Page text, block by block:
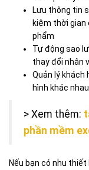
Lưu thông tin
kiệm thời gian
phẩm
Tự động sao
thay đổi nhân
Quản lý khách
hình khác nhau.
> Xem thêm:
phần mềm
Nếu bạn có nhu thiết